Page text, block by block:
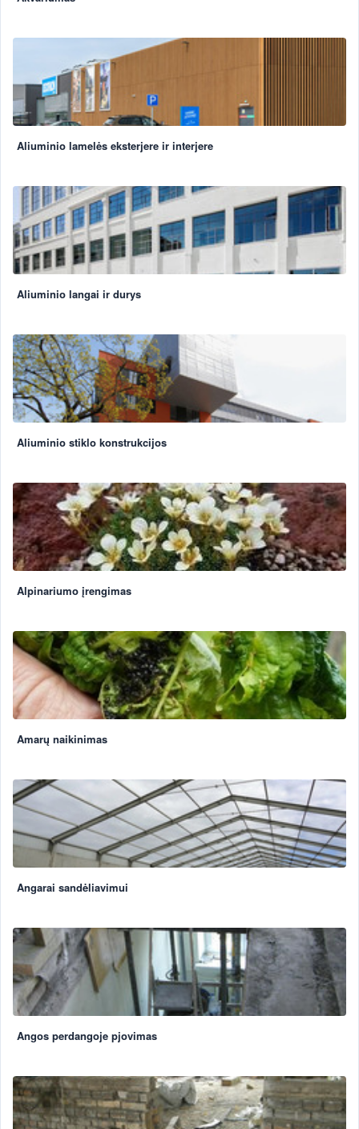
Aliuminio lamelės eksterjere ir interjere
Aliuminio langai ir durys
Aliuminio stiklo konstrukcijos
Alpinariumo įrengimas
Amarų naikinimas
Angarai sandėliavimui
Angos perdangoje pjovimas